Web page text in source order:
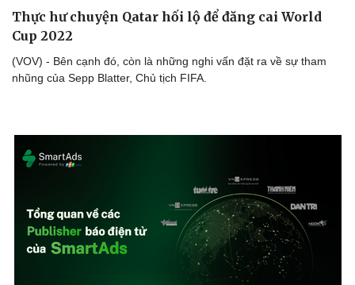
eSports
Hậu trường
Thực hư chuyện Qatar hối lộ để đăng cai World
Cup 2022
(VOV) - Bên cạnh đó, còn là những nghi vấn đặt ra về sự tham
nhũng của Sepp Blatter, Chủ tịch FIFA.